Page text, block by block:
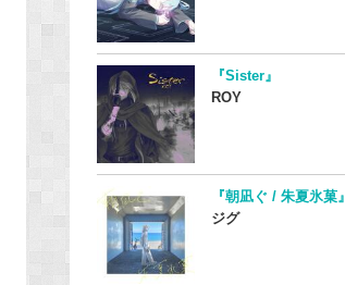
『Sister』
ROY
『朝凪ぐ / 朱夏氷菓』
ジグ